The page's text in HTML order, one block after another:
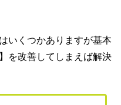
いくつかありますが基本
】を改善してしまえば解決